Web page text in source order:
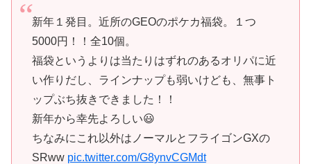
新年１発目。近所のGEOのポケカ福袋。１つ
5000円！！全10個。
福袋というよりは当たりはずれのあるオリパに近
い作りだし、ラインナップも弱いけども、無事ト
ップぶち抜きできました！！
新年から幸先よろしい😃
ちなみにこれ以外はノーマルとフライゴンGXの
SRww pic.twitter.com/G8ynvCGMdt